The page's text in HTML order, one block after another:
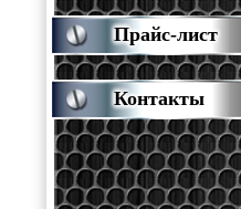
Прайс-лист
Контакты